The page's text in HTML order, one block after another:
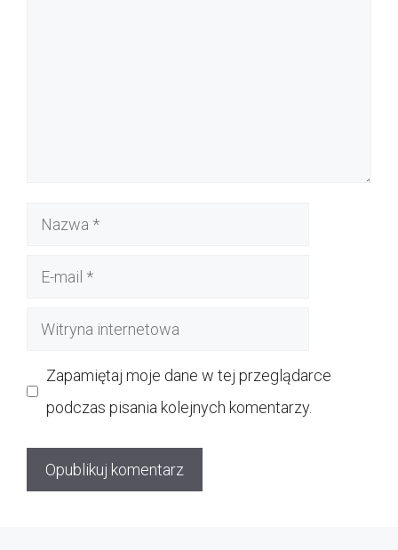
Nazwa
Witryna
Zapamiętaj moje dane w tej przeglądarce
podczas pisania kolejnych komentarzy.